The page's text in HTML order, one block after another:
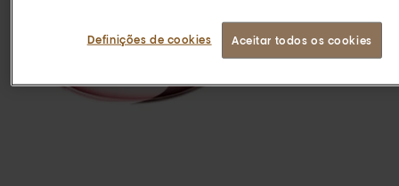
Definições de cookies Aceitar todos os cookies